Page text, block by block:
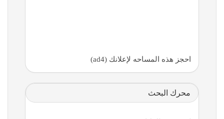
احجز هذه المساحه لإعلانك (ad4)
محرك البحث